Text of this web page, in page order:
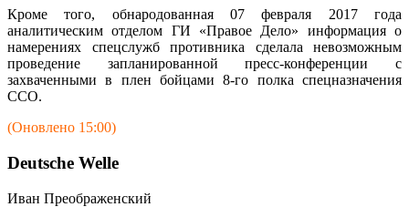
Кроме того, обнародованная 07 февраля 2017 года
аналитическим отделом ГИ «Правое Дело» информация о
намерениях спецслужб противника сделала невозможным
проведение запланированной пресс-конференции с
захваченными в плен бойцами 8-го полка спецназначения
ССО.
(Оновлено 15:00)
Deutsche Welle
Иван Преображенский